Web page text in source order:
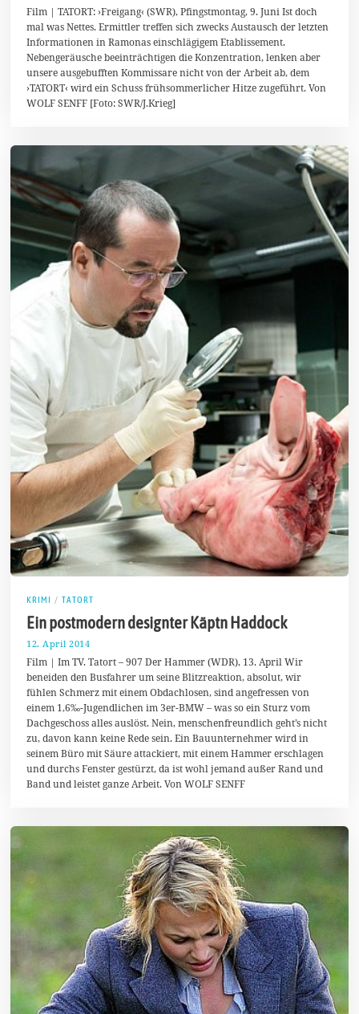
.
J
u
n
i
2
0
1
Film | TATORT: ›Freigang‹ (SWR), Pfingstmontag, 9. Juni Ist doch
mal was Nettes. Ermittler treffen sich zwecks Austausch der letzten
Informationen in Ramonas einschlägigem Etablissement.
Nebengeräusche beeinträchtigen die Konzentration, lenken aber
unsere ausgebufften Kommissare nicht von der Arbeit ab, dem
›TATORT‹ wird ein Schuss frühsommerlicher Hitze zugeführt. Von
WOLF SENFF [Foto: SWR/J.Krieg]
KRIMI / TATORT
Ein postmodern designter Käptn Haddock
12. April 2014
.
A
p
r
i
l
2
0
4
Film | Im TV. Tatort – 907 Der Hammer (WDR), 13. April Wir
beneiden den Busfahrer um seine Blitzreaktion, absolut, wir
fühlen Schmerz mit einem Obdachlosen, sind angefressen von
einem 1,6‰-Jugendlichen im 3er-BMW – was so ein Sturz vom
Dachgeschoss alles auslöst. Nein, menschenfreundlich geht’s nicht
zu, davon kann keine Rede sein. Ein Bauunternehmer wird in
seinem Büro mit Säure attackiert, mit einem Hammer erschlagen
und durchs Fenster gestürzt, da ist wohl jemand außer Rand und
Band und leistet ganze Arbeit. Von WOLF SENFF